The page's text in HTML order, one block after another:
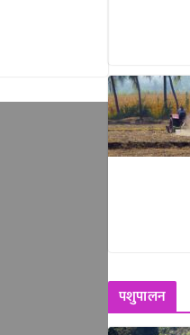
पशुपालन